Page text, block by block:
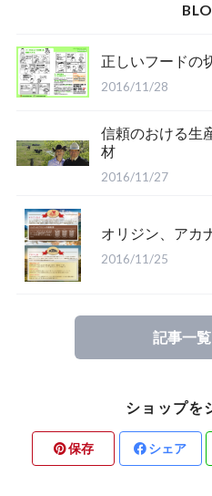
正しいフードの
2016/11/28
信頼のおける生
材
2016/11/27
オリジン、アカ
2016/11/25
記事一
ショップを
保存 シェア